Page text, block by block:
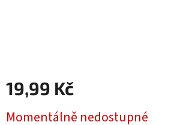
19,99 Kč
cena:
Momentálně nedostupné